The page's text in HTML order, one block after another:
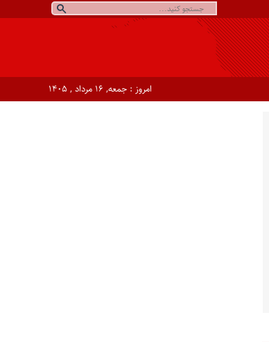
امروز : جمعه, ۱۶ مرداد , ۱۴۰۵